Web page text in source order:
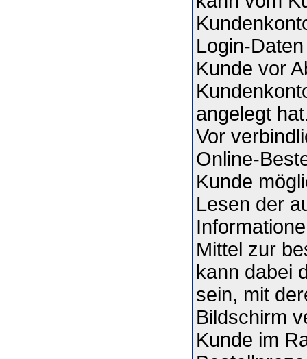
Login-
Kunde vor
angelegt
Vor
Online-
Kunde
Lesen der
Mittel zur
kann dabei
sein, mit
Bildschirm
Kunde im